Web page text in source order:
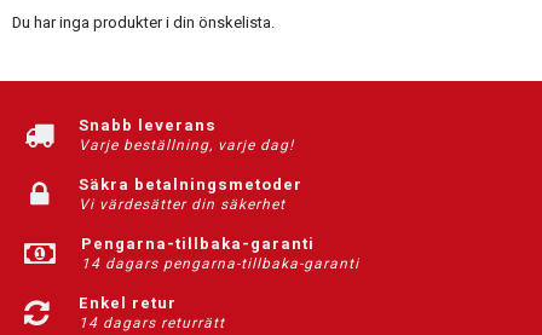
Du har inga produkter i din önskelista.
Snabb leverans
Varje beställning, varje dag!
Säkra betalningsmetoder
Vi värdesätter din säkerhet
Pengarna-tillbaka-garanti
14 dagars pengarna-tillbaka-garanti
Enkel retur
14 dagars returrätt